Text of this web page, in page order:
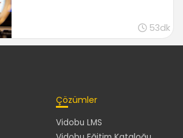
53dk
Çözümler
Vidobu LMS